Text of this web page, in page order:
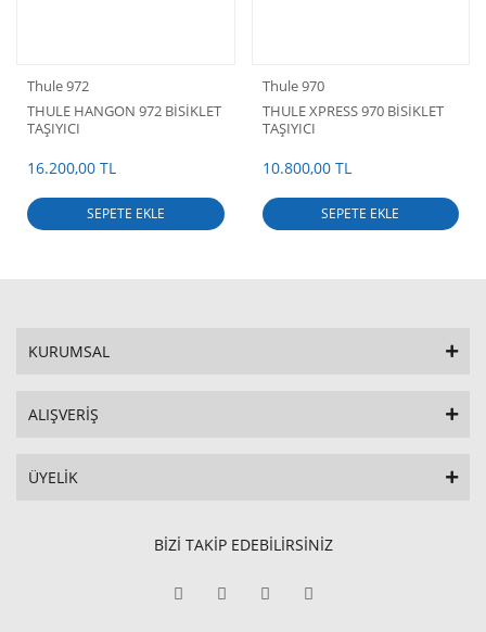
Thule 972
THULE HANGON 972 BİSİKLET
TAŞIYICI
16.200,00 TL
SEPETE EKLE
Thule 970
THULE XPRESS 970 BİSİKLET
TAŞIYICI
10.800,00 TL
SEPETE EKLE
KURUMSAL
ALIŞVERİŞ
ÜYELİK
BİZİ TAKİP EDEBİLİRSİNİZ